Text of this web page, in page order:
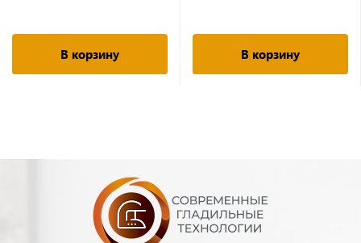
В корзину В корзину